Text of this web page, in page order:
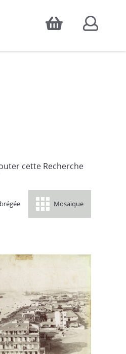
Accepter
pour
cette Recherche
Mosaïque